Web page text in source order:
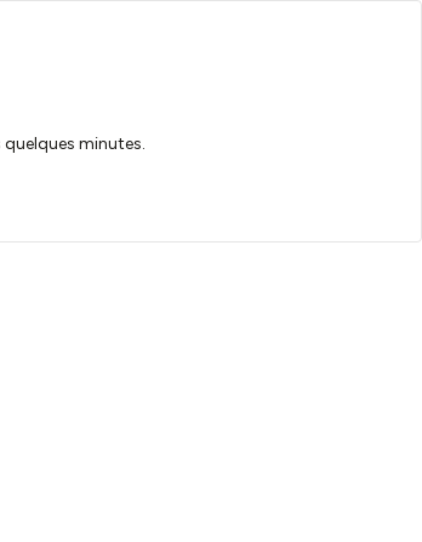
minutes.